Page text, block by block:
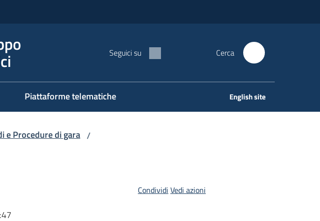
Seguici su Cerca
Piattaforme telematiche English site
e Procedure di gara /
Condividi Vedi azioni